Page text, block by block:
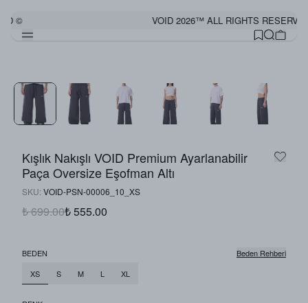
© VOID 2026™ ALL RIGHTS
Kışlık Nakışlı VOID Premium Ayarlanabilir
Paça Oversize Eşofman Altı
SKU: VOID-PSN-00006_10_XS
₺ 699.00₺ 555.00
BEDEN
Beden Rehberi
XS
S M L XL